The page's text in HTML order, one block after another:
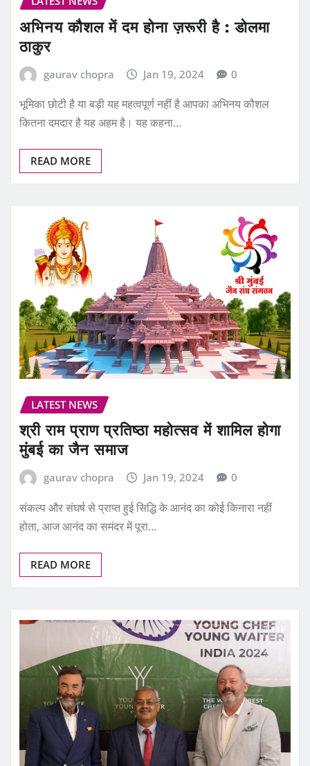
अभिनय कौशल में दम होना ज़रूरी है : डोलमा
ठाकुर
gaurav chopra Jan 19, 2024 0
भूमिका छोटी है या बड़ी यह महत्वपूर्ण नहीं है आपका अभिनय कौशल
कितना दमदार है यह अहम है। यह कहना…
READ MORE
LATEST NEWS
श्री राम प्राण प्रतिष्ठा महोत्सव में शामिल होगा
मुंबई का जैन समाज
gaurav chopra Jan 19, 2024 0
संकल्प और संघर्ष से प्राप्त हुई सिद्धि के आनंद का कोई किनारा नहीं
होता, आज आनंद का समंदर में पूरा…
READ MORE